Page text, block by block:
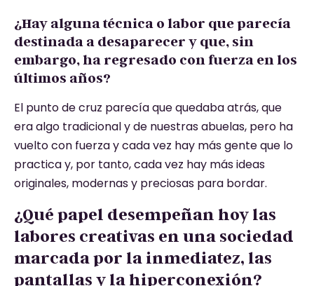
¿Hay alguna técnica o labor que parecía
destinada a desaparecer y que, sin
embargo, ha regresado con fuerza en los
últimos años?
El punto de cruz parecía que quedaba atrás, que
era algo tradicional y de nuestras abuelas, pero ha
vuelto con fuerza y cada vez hay más gente que lo
practica y, por tanto, cada vez hay más ideas
originales, modernas y preciosas para bordar.
¿Qué papel desempeñan hoy las
labores creativas en una sociedad
marcada por la inmediatez, las
pantallas y la hiperconexión?